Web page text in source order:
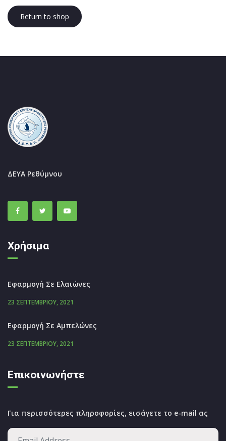
Return to shop
ΔΕΥΑ Ρεθύμνου
Χρήσιμα
Εφαρμογή Σε Ελαιώνες
23 ΣΕΠΤΕΜΒΡΊΟΥ, 2021
Εφαρμογή Σε Αμπελώνες
23 ΣΕΠΤΕΜΒΡΊΟΥ, 2021
Επικοινωνήστε
Για περισσότερες πληροφορίες, εισάγετε το e-mail ας